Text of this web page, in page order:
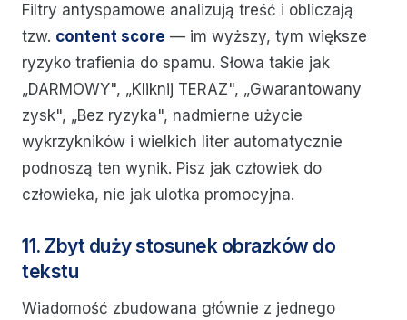
Filtry antyspamowe analizują treść i obliczają
tzw. content score — im wyższy, tym większe
ryzyko trafienia do spamu. Słowa takie jak
„DARMOWY", „Kliknij TERAZ", „Gwarantowany
zysk", „Bez ryzyka", nadmierne użycie
wykrzykników i wielkich liter automatycznie
podnoszą ten wynik. Pisz jak człowiek do
człowieka, nie jak ulotka promocyjna.
11. Zbyt duży stosunek obrazków do
tekstu
Wiadomość zbudowana głównie z jednego